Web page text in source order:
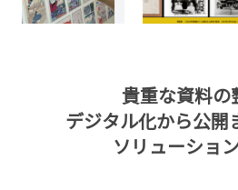
貴重な資料の
デジタル化から公開
ソリューショ